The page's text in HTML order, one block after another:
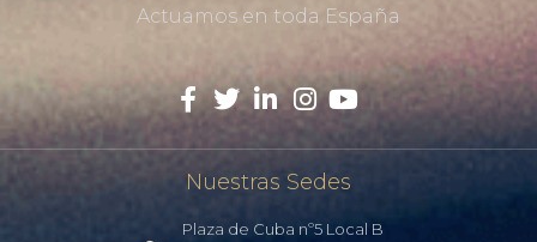
Actuamos en toda España
Nuestras Sedes
Plaza de Cuba nº5 Local B